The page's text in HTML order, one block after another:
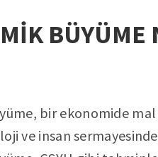
BÜYÜME
bir ekonomide
ve insan